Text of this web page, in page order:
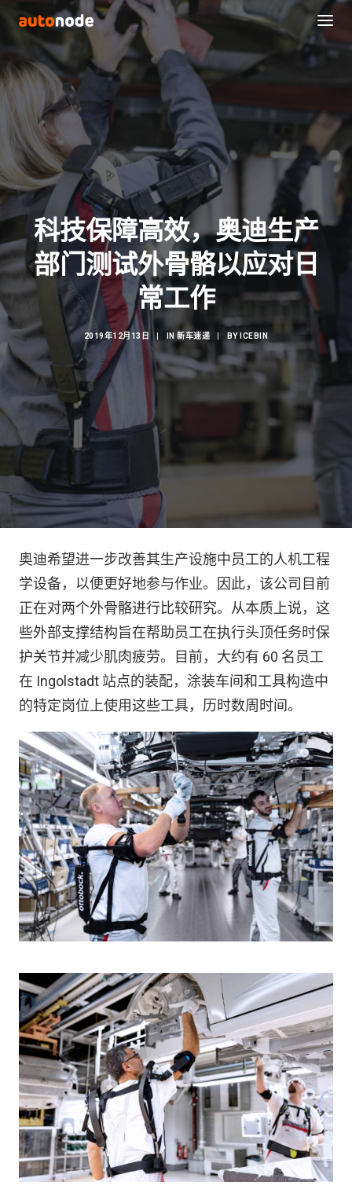
Search
科技保障高效，奥迪生产
部门测试外骨骼以应对日
常工作
2019年12月13日 IN新车速递 BY ICEBIN
奥迪希望进一步改善其生产设施中员工的人机工程
学设备，以便更好地参与作业。因此，该公司目前
正在对两个外骨骼进行比较研究。从本质上说，这
些外部支撑结构旨在帮助员工在执行头顶任务时保
护关节并减少肌肉疲劳。目前，大约有 60 名员工
在 Ingolstadt 站点的装配，涂装车间和工具构造中
的特定岗位上使用这些工具，历时数周时间。